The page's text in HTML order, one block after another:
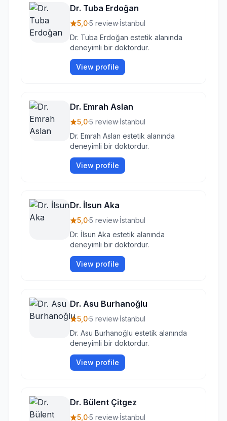
Dr. Tuba Erdoğan
5,0·5 review·İstanbul
Dr. Tuba Erdoğan estetik alanında
deneyimli bir doktordur.
View profile
Dr. Emrah Aslan
5,0·5 review·İstanbul
Dr. Emrah Aslan estetik alanında
deneyimli bir doktordur.
View profile
Dr. İlsun Aka
5,0·5 review·İstanbul
Dr. İlsun Aka estetik alanında
deneyimli bir doktordur.
View profile
Dr. Asu Burhanoğlu
5,0·5 review·İstanbul
Dr. Asu Burhanoğlu estetik alanında
deneyimli bir doktordur.
View profile
Dr. Bülent Çitgez
5,0·5 review·İstanbul